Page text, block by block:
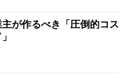
が作るべき「圧倒的コス